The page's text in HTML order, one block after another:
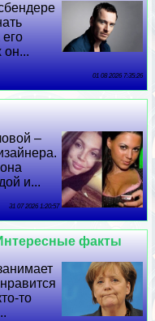
он...
01 08 2026 7:35:26
–
и...
31 07 2026 1:20:57
факты
то